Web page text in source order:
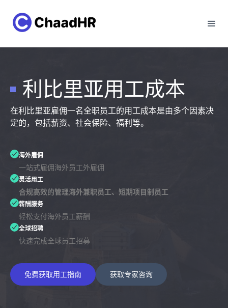
利比里亚用工成本
在利比里亚雇佣一名全职员工的用工成本是由多个因素决
定的，包括薪资、社会保险、福利等。
海外雇佣
一站式雇佣海外员工外雇佣
灵活用工
合规高效的管理海外兼职员工、短期项目制员工
薪酬服务
轻松支付海外员工薪酬
全球招聘
快速完成全球员工招募
免费获取用工指南 获取专家咨询